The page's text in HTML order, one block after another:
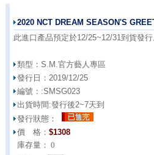
2020 NCT DREAM SEASON'S
此進口產品預定於12/25~12/31到貨發
類型： S.M.官方藝人專區
發行日： 2019/12/25
編號：:SMSG023
出貨時間:發行後2~7天到
發行狀態：
價 格： $1308
庫存量： 0